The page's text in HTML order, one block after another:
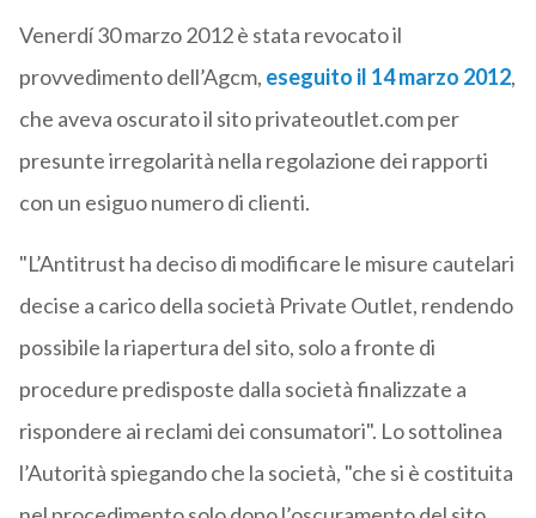
Venerdí 30 marzo 2012 è stata revocato il
provvedimento dell’Agcm, eseguito il 14 marzo 2012,
che aveva oscurato il sito privateoutlet.com per
presunte irregolarità nella regolazione dei rapporti
con un esiguo numero di clienti.
"L’Antitrust ha deciso di modificare le misure cautelari
decise a carico della società Private Outlet, rendendo
possibile la riapertura del sito, solo a fronte di
procedure predisposte dalla società finalizzate a
rispondere ai reclami dei consumatori". Lo sottolinea
l’Autorità spiegando che la società, "che si è costituita